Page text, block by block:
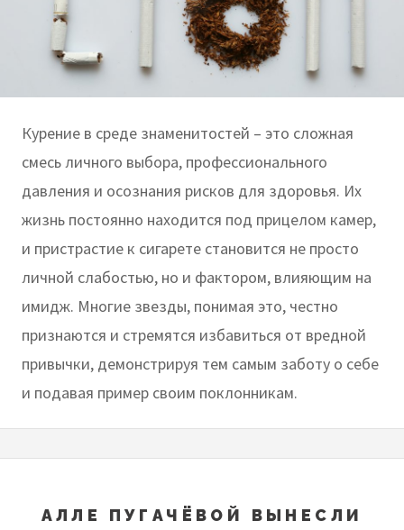
​​​​​​​Курение в среде знаменитостей – это сложная
смесь личного выбора, профессионального
давления и осознания рисков для здоровья. Их
жизнь постоянно находится под прицелом камер,
и пристрастие к сигарете становится не просто
личной слабостью, но и фактором, влияющим на
имидж. Многие звезды, понимая это, честно
признаются и стремятся избавиться от вредной
привычки, демонстрируя тем самым заботу о себе
и подавая пример своим поклонникам.
АЛЛЕ ПУГАЧЁВОЙ ВЫНЕСЛИ